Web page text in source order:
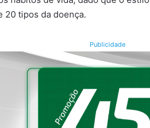
20 tipos da doença.
Publicidade